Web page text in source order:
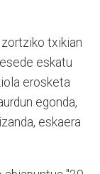
txikian
eskatu
erosketa
egonda,
eskaera